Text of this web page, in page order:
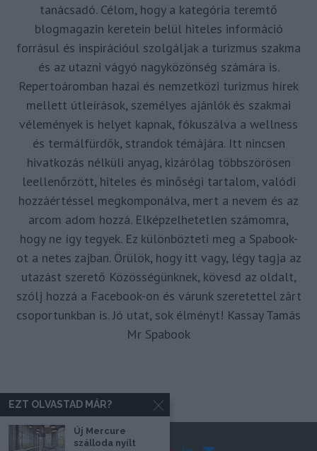
tanácsadó. Célom, hogy a kategória teremtő
blogmagazin keretein belül hiteles információ
forrásul és inspirációul szolgáljak a turizmus szakma
és az utazni vágyó nagyközönség számára is.
Repertoáromban hazai és nemzetközi turizmus hírek
mellett útleírások, személyes ajánlók és szakmai
vélemények is helyet kapnak, fókuszálva a wellness
és termálfürdők, strandok témájára. Itt nincsen
hivatkozás nélküli anyag, kizárólag többszörösen
leellenőrzött, hiteles és minőségi tartalom, valódi
hozzáértéssel megkomponálva, mert a nevem és az
arcom adom hozzá. Elképzelhetetlen számomra,
hogy ne így tegyek. Ez különbözteti meg a Spabook-
ot a netes zajban. Örülök, hogy itt vagy, légy tagja az
utazást szerető Közösségünknek, kövesd az oldalt,
szólj hozzá a Facebook-on és várunk szeretettel zárt
csoportunkban is. Jó utat, sok élményt! Kassay Tamás
Mr Spabook
EZT OLVASTAD MÁR?
Új Mercure
szálloda nyílt